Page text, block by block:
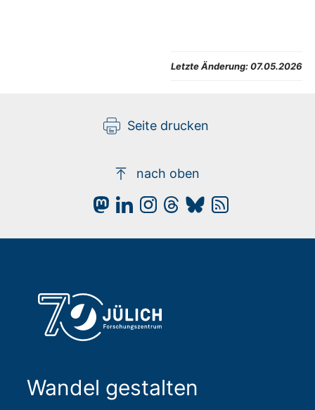
Letzte Änderung:07.05.2026
Seite drucken
nach oben
Wandel gestalten